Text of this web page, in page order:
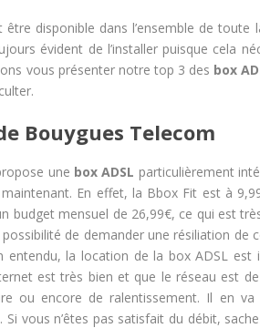
disponible dans l’ensemble de toute
évident de l’installer puisque cela
vous présenter notre top 3 des box
Bouygues Telecom
une box ADSL particulièrement
En effet, la Bbox Fit est à
budget mensuel de 26,99€, ce qui est
de demander une résiliation
entendu, la location de la box ADSL est
est très bien et que le réseau est
ou encore de ralentissement. Il en
vous n’êtes pas satisfait du débit,